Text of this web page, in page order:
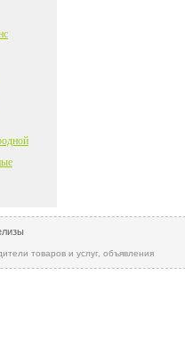
товаров и услуг, объявления